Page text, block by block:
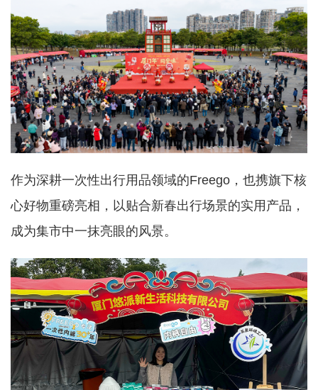
作为深耕一次性出行用品领域的Freego，也携旗下核
心好物重磅亮相，以贴合新春出行场景的实用产品，
成为集市中一抹亮眼的风景。